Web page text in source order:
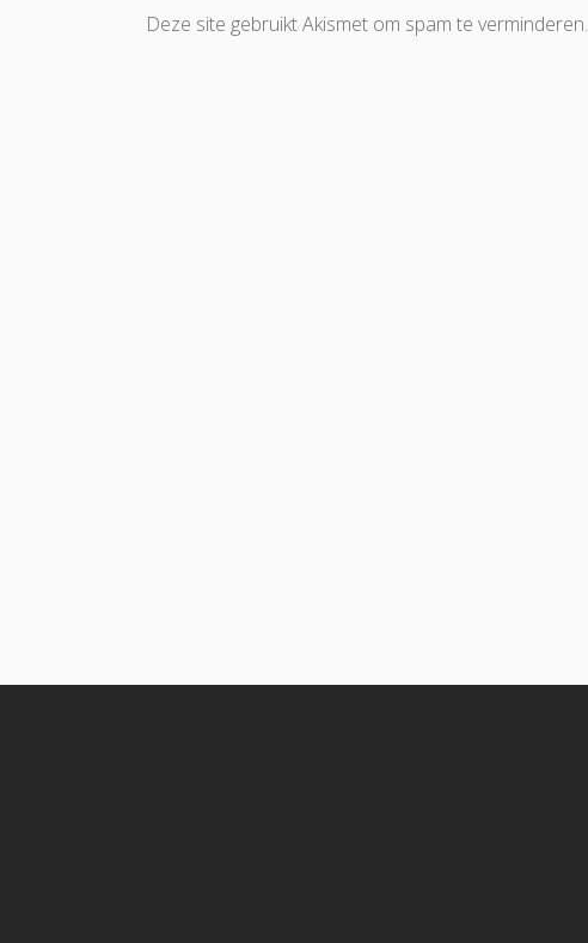
Deze site gebruikt Akismet om spam te verminderen.